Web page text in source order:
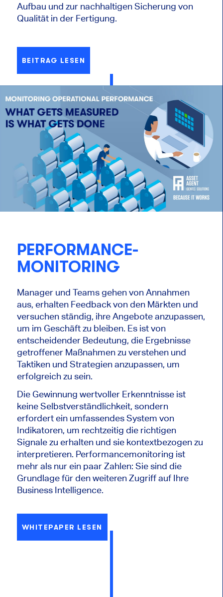
Aufbau und zur nachhaltigen Sicherung von
Qualität in der Fertigung.
BEITRAG LESEN
PERFORMANCE-
MONITORING
Manager und Teams gehen von Annahmen
aus, erhalten Feedback von den Märkten und
versuchen ständig, ihre Angebote anzupassen,
um im Geschäft zu bleiben. Es ist von
entscheidender Bedeutung, die Ergebnisse
getroffener Maßnahmen zu verstehen und
Taktiken und Strategien anzupassen, um
erfolgreich zu sein.
Die Gewinnung wertvoller Erkenntnisse ist
keine Selbstverständlichkeit, sondern
erfordert ein umfassendes System von
Indikatoren, um rechtzeitig die richtigen
Signale zu erhalten und sie kontextbezogen zu
interpretieren. Performancemonitoring ist
mehr als nur ein paar Zahlen: Sie sind die
Grundlage für den weiteren Zugriff auf Ihre
Business Intelligence.
WHITEPAPER LESEN